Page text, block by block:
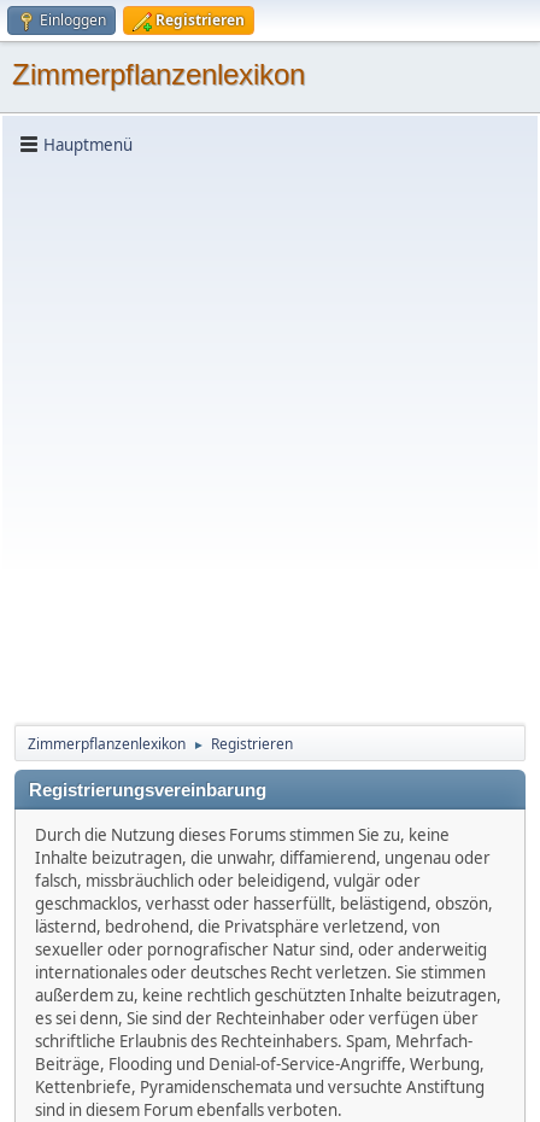
Einloggen Registrieren
Zimmerpflanzenlexikon
Hauptmenü
Zimmerpflanzenlexikon ► Registrieren
Registrierungsvereinbarung
Durch die Nutzung dieses Forums stimmen Sie zu, keine
Inhalte beizutragen, die unwahr, diffamierend, ungenau oder
falsch, missbräuchlich oder beleidigend, vulgär oder
geschmacklos, verhasst oder hasserfüllt, belästigend, obszön,
lästernd, bedrohend, die Privatsphäre verletzend, von
sexueller oder pornografischer Natur sind, oder anderweitig
internationales oder deutsches Recht verletzen. Sie stimmen
außerdem zu, keine rechtlich geschützten Inhalte beizutragen,
es sei denn, Sie sind der Rechteinhaber oder verfügen über
schriftliche Erlaubnis des Rechteinhabers. Spam, Mehrfach-
Beiträge, Flooding und Denial-of-Service-Angriffe, Werbung,
Kettenbriefe, Pyramidenschemata und versuchte Anstiftung
sind in diesem Forum ebenfalls verboten.